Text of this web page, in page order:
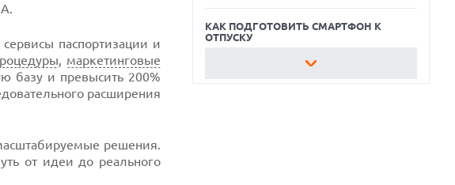
паспортизации и
, маркетинговые
базу и превысить 200%
расширения
решения.
от идеи до реального
КАК ПОДГОТОВИТЬ СМАРТФОН К
ОТПУСКУ
ОБЗОР ПЫЛЕСОСА DREAME Z40